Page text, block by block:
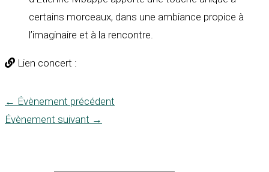
certains morceaux, dans une ambiance propice à
l’imaginaire et à la rencontre.
Lien concert :
← Évènement précédent
Évènement suivant →